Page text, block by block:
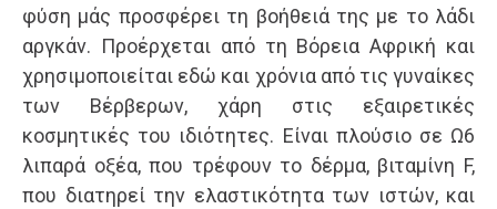
φύση μάς προσφέρει τη βοήθειά της με το λάδι
αργκάν. Προέρχεται από τη Βόρεια Αφρική και
χρησιμοποιείται εδώ και χρόνια από τις γυναίκες
των Βέρβερων, χάρη στις εξαιρετικές
κοσμητικές του ιδιότητες. Είναι πλούσιο σε Ω6
λιπαρά οξέα, που τρέφουν το δέρμα, βιταμίνη F,
που διατηρεί την ελαστικότητα των ιστών, και